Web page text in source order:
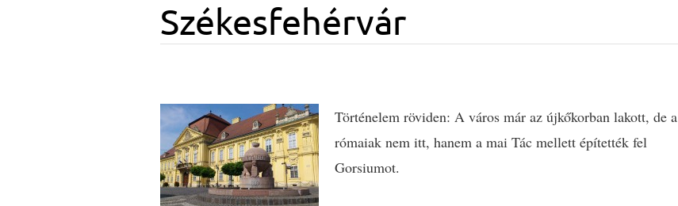
Székesfehérvár
Történelem röviden: A város már az újkőkorban lakott, de a
rómaiak nem itt, hanem a mai Tác mellett építették fel
Gorsiumot.